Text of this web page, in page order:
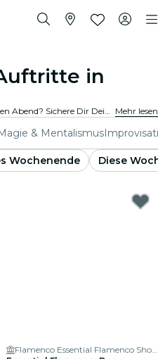
in
Du suchst nach Unterhaltung für Deinen Abend? Sichere Dir Deine Tickets für die besten Live-Shows in Madrid: Theater, Stand-Up-Comedy, Musicals, Magieshows und mehr. Mehr lesen
& Mentalismus
Wochenende
Diese
Flamenco Essential Flamenco Show